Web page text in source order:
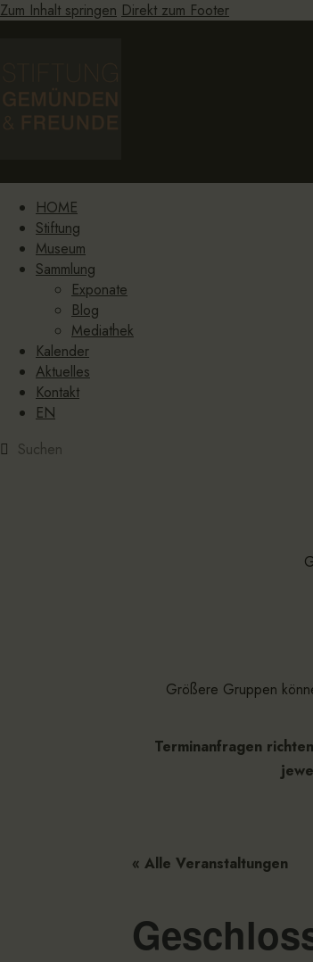
Zum Inhalt springen Direkt zum Footer
HOME
Stiftung
Museum
Sammlung
Exponate
Blog
Mediathek
Kalender
Aktuelles
Kontakt
EN
Größere Gruppen
Terminanfragen
« Alle Veranstaltungen